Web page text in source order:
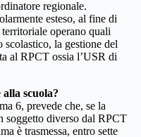
regionale.
esteso, al fine di
operano quali
la gestione del
al RPCT ossia l’USR di
alla scuola?
6, prevede che, se la
soggetto diverso dal RPCT
è trasmessa, entro sette